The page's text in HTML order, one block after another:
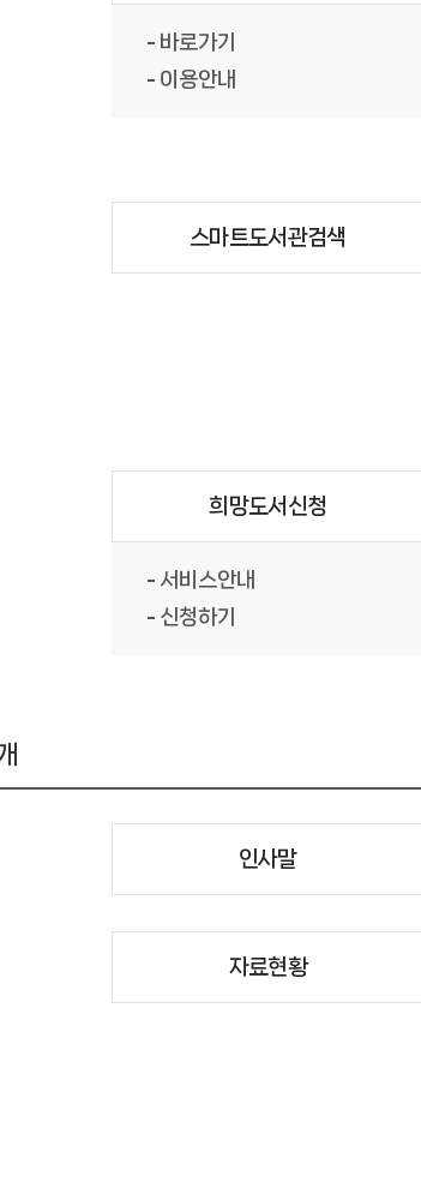
바로가기
이용안내
스마트도서관검색
희망도서신청
서비스안내
신청하기
인사말
자료현황